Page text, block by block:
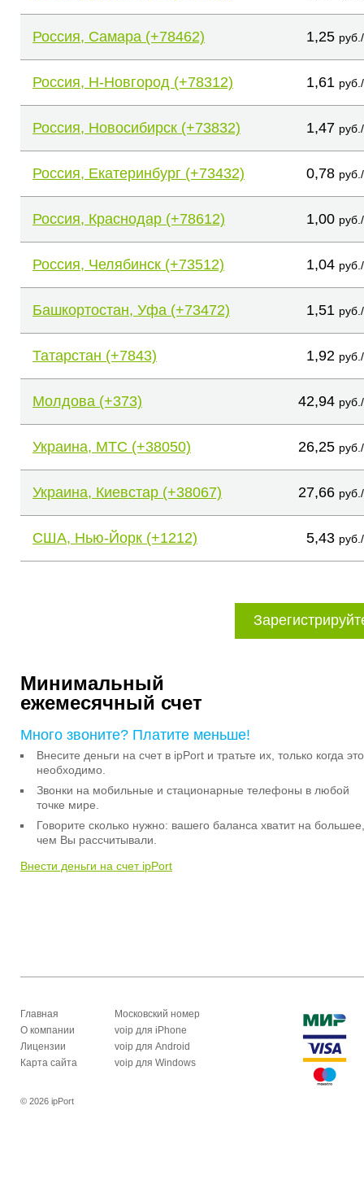
Россия, Самара (+78462) 1,25
Россия, Н-Новгород (+78312) 1,61
Россия, Новосибирск (+73832) 1,47
Россия, Екатеринбург (+73432) 0,78
Россия, Краснодар (+78612) 1,00
Россия, Челябинск (+73512) 1,04
Башкортостан, Уфа (+73472) 1,51
Татарстан (+7843) 1,92
Молдова (+373) 42,94
Украина, МТС (+38050) 26,25
Украина, Киевстар (+38067) 27,66
США, Нью-Йорк (+1212) 5,43
Минимальный
ежемесячный счет
Много звоните? Платите меньше!
Внесите деньги на счет в ipPort и тратьте их, только когда это
необходимо.
Звонки на мобильные и стационарные телефоны в любой
точке мире.
Говорите сколько нужно: вашего баланса хватит на большее,
чем Вы рассчитывали.
Внести деньги на счет ipPort
Главная
О компании
Лицензии
Карта сайта
Московский номер
voip для iPhone
voip для Android
voip для Windows
© 2026 ipPort